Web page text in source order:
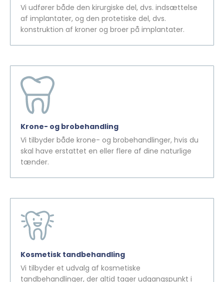
Vi udfører både den kirurgiske del, dvs. indsættelse
af implantater, og den protetiske del, dvs.
konstruktion af kroner og broer på implantater.
Krone- og brobehandling
Vi tilbyder både krone- og brobehandlinger, hvis du
skal have erstattet en eller flere af dine naturlige
tænder.
Kosmetisk tandbehandling
Vi tilbyder et udvalg af kosmetiske
tandbehandlinger, der altid tager udgangspunkt i